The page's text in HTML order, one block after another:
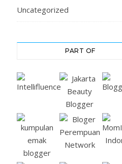
Uncategorized
PART OF